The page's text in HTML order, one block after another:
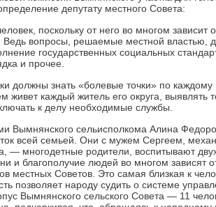
депутату местного Совета:
поскольку от него во многом зависит
Ведь вопросы, решаемые местной властью,
государственных социальных
и прочее.
должны знать «болевые точки» по каждому
живет каждый житель его округа, выявлять
к делу необходимые службы.
Вымнянского сельисполкома Алина
всей семьей. Они с мужем Сергеем,
— многодетные родители, воспитывают
и благополучие людей во многом зависят
местных Советов. Это самая близкая к
позволяет народу судить о системе
Вымнянского сельского Совета — 11